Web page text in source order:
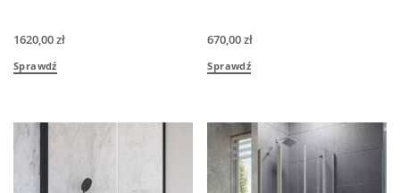
1620,00zł
Sprawdź
670,00zł
Sprawdź